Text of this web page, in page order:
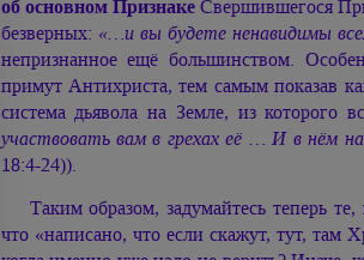
об основном ПризнакеСвершившегося
безверных: «…и вы будете ненавидимы
непризнанное ещё большинством.
примут Антихриста, тем самым показав
система дьявола на Земле, из
участвовать вам в грехах её … И в нём
18:4-24)).
Таким образом, задумайтесь теперь
что «написано, что если скажут, тут, там